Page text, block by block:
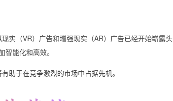
实（VR）广告和增强现实（AR）广告已经开始崭露头
能化和高效。
助于在竞争激烈的市场中占据先机。